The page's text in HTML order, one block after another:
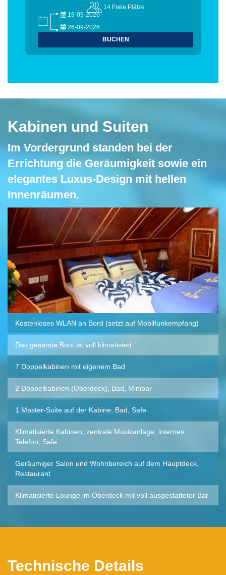
14 Freie Plätze
19-09-2026
26-09-2026
BUCHEN
Kabinen und Suiten
Im Vordergrund standen bei der
Errichtung die Geräumigkeit sowie ein
elegantes Luxus-Design mit hellen
Innenräumen.
Kostenloses WLAN an Bord (setzt auf Mobilfunkempfang)
Das gesamte Boot ist voll klimatisiert
7 Doppelkabinen mit eigenem Bad
2 Doppelkabinen (Oberdeck), Bad, Minibar
1 Master-Suite auf der Kabine, Bad, Safe
Klimatisierte Kabinen, zentrale Musikanlage, internes
Telefon, Safe
Geräumiger Salon und Wohnbereich auf dem Hauptdeck,
Restaurant
Klimatisierte Lounge im Oberdeck mit voll ausgestatteter Bar
Technische Details